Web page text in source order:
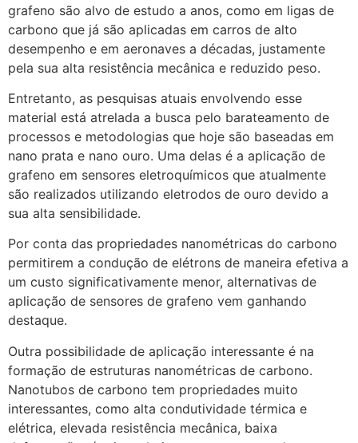
grafeno são alvo de estudo a anos, como em ligas de
carbono que já são aplicadas em carros de alto
desempenho e em aeronaves a décadas, justamente
pela sua alta resistência mecânica e reduzido peso.
Entretanto, as pesquisas atuais envolvendo esse
material está atrelada a busca pelo barateamento de
processos e metodologias que hoje são baseadas em
nano prata e nano ouro. Uma delas é a aplicação de
grafeno em sensores eletroquímicos que atualmente
são realizados utilizando eletrodos de ouro devido a
sua alta sensibilidade.
Por conta das propriedades nanométricas do carbono
permitirem a condução de elétrons de maneira efetiva a
um custo significativamente menor, alternativas de
aplicação de sensores de grafeno vem ganhando
destaque.
Outra possibilidade de aplicação interessante é na
formação de estruturas nanométricas de carbono.
Nanotubos de carbono tem propriedades muito
interessantes, como alta condutividade térmica e
elétrica, elevada resistência mecânica, baixa